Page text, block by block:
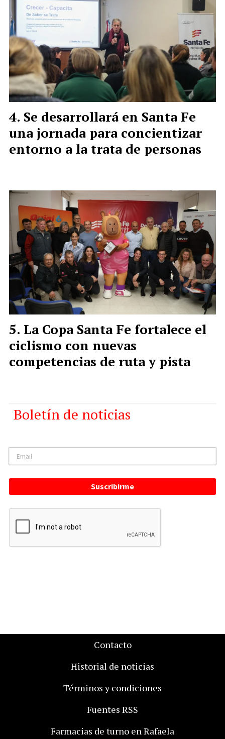
Se desarrollará en Santa Fe
una jornada para concientizar
entorno a la trata de personas
La Copa Santa Fe fortalece el
ciclismo con nuevas
competencias de ruta y pista
Boletín de noticias
Suscribirme
Contacto
Historial de noticias
Términos y condiciones
Fuentes RSS
Farmacias de turno en Rafaela